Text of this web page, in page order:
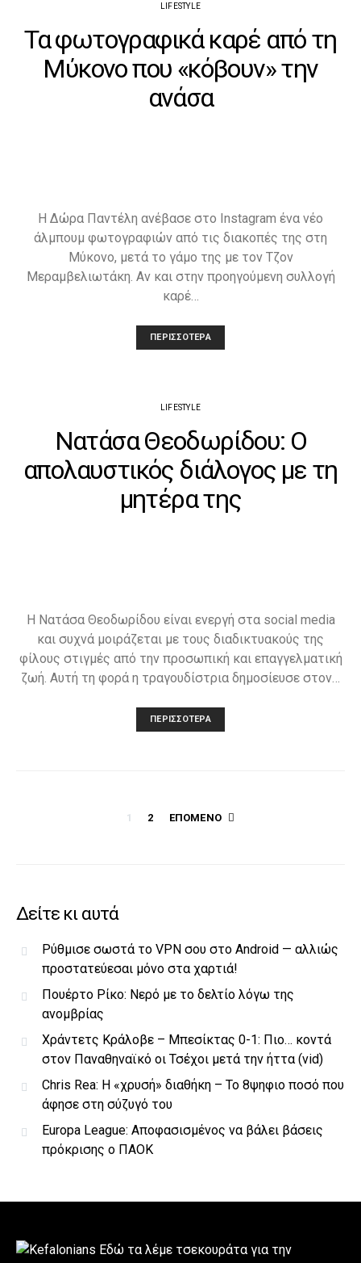
LIFESTYLE
Τα φωτογραφικά καρέ από τη
Μύκονο που «κόβουν» την
ανάσα
Η Δώρα Παντέλη ανέβασε στο Instagram ένα νέο
άλμπουμ φωτογραφιών από τις διακοπές της στη
Μύκονο, μετά το γάμο της με τον Τζον
Μεραμβελιωτάκη. Αν και στην προηγούμενη συλλογή
καρέ…
ΠΕΡΙΣΣΌΤΕΡΑ
LIFESTYLE
Νατάσα Θεοδωρίδου: Ο
απολαυστικός διάλογος με τη
μητέρα της
Η Νατάσα Θεοδωρίδου είναι ενεργή στα social media
και συχνά μοιράζεται με τους διαδικτυακούς της
φίλους στιγμές από την προσωπική και επαγγελματική
ζωή. Αυτή τη φορά η τραγουδίστρια δημοσίευσε στον…
ΠΕΡΙΣΣΌΤΕΡΑ
Σελιδοποίηση
1 2 ΕΠΌΜΕΝΟ
Δείτε κι αυτά
Ρύθμισε σωστά το VPN σου στο Android — αλλιώς
προστατεύεσαι μόνο στα χαρτιά!
Πουέρτο Ρίκο: Νερό με το δελτίο λόγω της
ανομβρίας
Χράντετς Κράλοβε – Μπεσίκτας 0-1: Πιο… κοντά
στον Παναθηναϊκό οι Τσέχοι μετά την ήττα (vid)
Chris Rea: Η «χρυσή» διαθήκη – To 8ψηφιο ποσό που
άφησε στη σύζυγό του
Europa League: Αποφασισμένος να βάλει βάσεις
πρόκρισης ο ΠΑΟΚ